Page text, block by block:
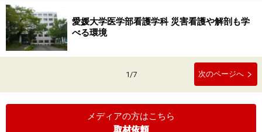
愛媛大学医学部看護学科 災害看護や解剖も学
べる環境
1/7 次のページへ
メディアの方はこちら
取材依頼